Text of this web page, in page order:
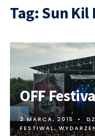
Tag: Sun Kil
OFF
2 MARCA, 2015 •
FESTIWAL,